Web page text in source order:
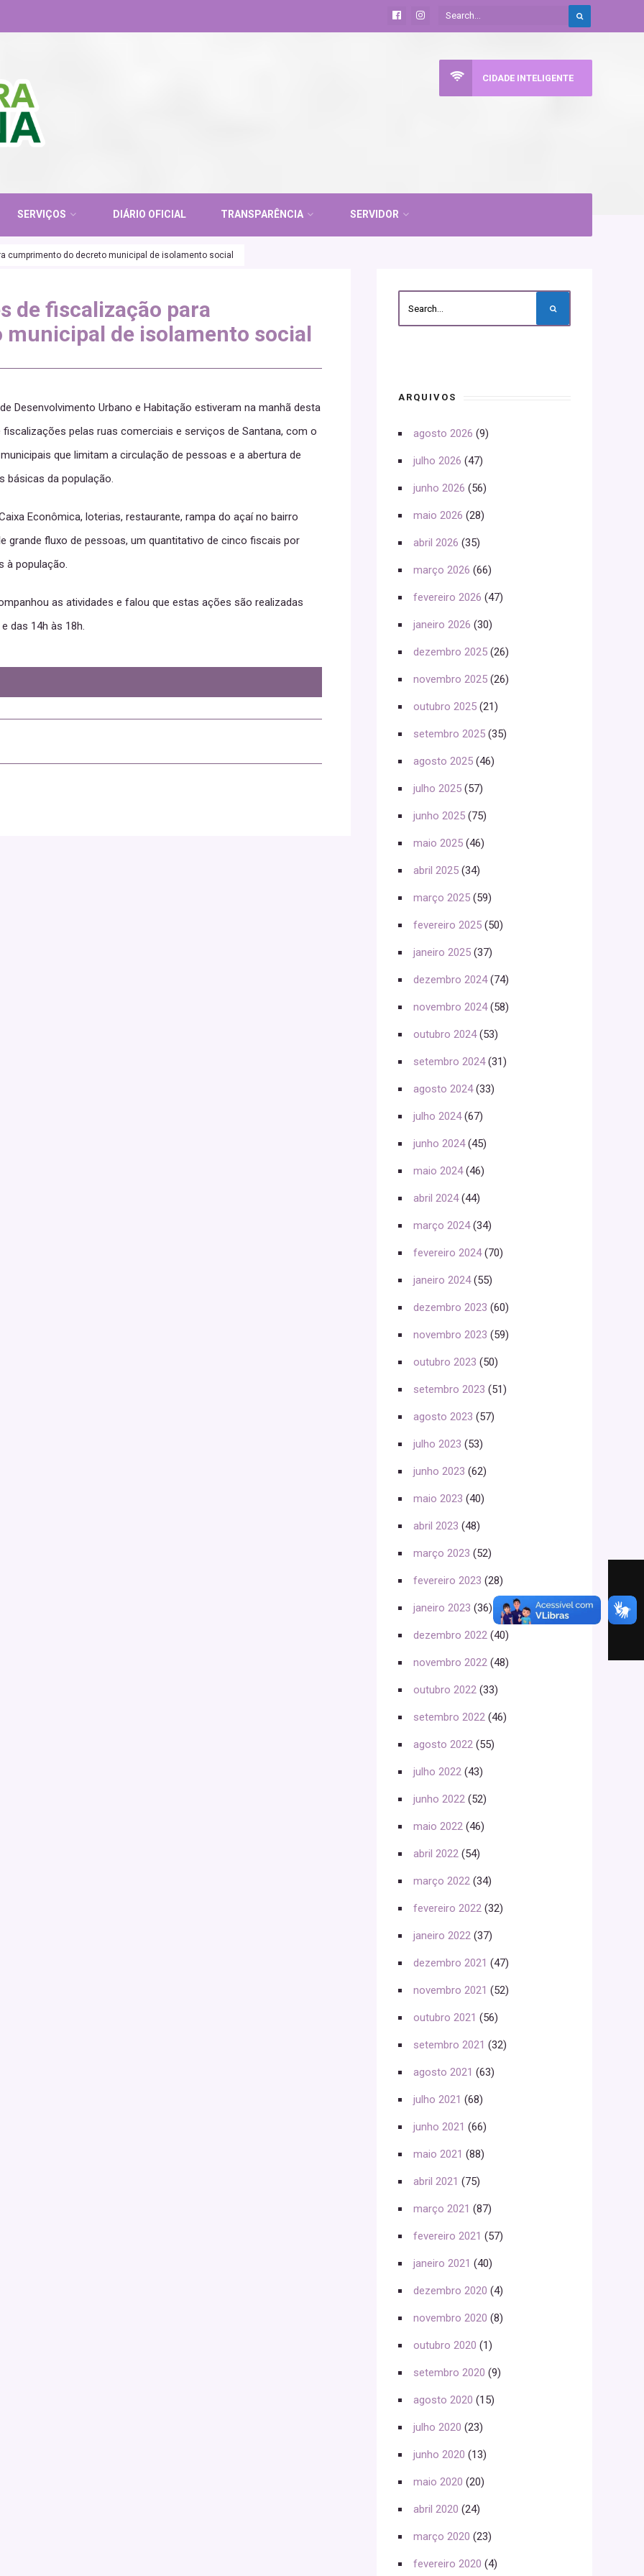
SERVIÇOS DIÁRIO OFICIAL TRANSPARÊNCIA SERVIDOR
CIDADE INTELIGENTE
cumprimento do decreto municipal de isolamento social
de fiscalização para
de isolamento social
Desenvolvimento Urbano e Habitação estiveram na manhã desta
pelas ruas comerciais e serviços de Santana, com o
que limitam a circulação de pessoas e a abertura de
básicas da população.
Econômica, loterias, restaurante, rampa do açaí no bairro
grande fluxo de pessoas, um quantitativo de cinco fiscais por
à população.
as atividades e falou que estas ações são realizadas
das 14h às 18h.
ARQUIVOS
agosto 2026 (9)
julho 2026 (47)
junho 2026 (56)
maio 2026 (28)
abril 2026 (35)
março 2026 (66)
fevereiro 2026 (47)
janeiro 2026 (30)
dezembro 2025 (26)
novembro 2025 (26)
outubro 2025 (21)
setembro 2025 (35)
agosto 2025 (46)
julho 2025 (57)
junho 2025 (75)
maio 2025 (46)
abril 2025 (34)
março 2025 (59)
fevereiro 2025 (50)
janeiro 2025 (37)
dezembro 2024(74)
novembro 2024(58)
outubro 2024(53)
setembro 2024(31)
agosto 2024(33)
julho 2024(67)
junho 2024(45)
maio 2024(46)
abril 2024(44)
março 2024(34)
fevereiro 2024(70)
janeiro 2024(55)
dezembro 2023 (60)
novembro 2023 (59)
outubro 2023 (50)
setembro 2023 (51)
agosto 2023 (57)
julho 2023 (53)
junho 2023 (62)
maio 2023 (40)
abril 2023 (48)
março 2023 (52)
fevereiro 2023 (28)
janeiro 2023 (36)
dezembro 2022 (40)
novembro 2022 (48)
outubro 2022 (33)
setembro 2022 (46)
agosto 2022 (55)
julho 2022 (43)
junho 2022 (52)
maio 2022 (46)
abril 2022 (54)
março 2022 (34)
fevereiro 2022 (32)
janeiro 2022 (37)
dezembro 2021 (47)
novembro 2021 (52)
outubro 2021 (56)
setembro 2021 (32)
agosto 2021 (63)
julho 2021 (68)
junho 2021 (66)
maio 2021 (88)
abril 2021 (75)
março 2021 (87)
fevereiro 2021 (57)
janeiro 2021 (40)
dezembro 2020 (4)
novembro 2020 (8)
outubro 2020 (1)
setembro 2020 (9)
agosto 2020 (15)
julho 2020 (23)
junho 2020 (13)
maio 2020 (20)
abril 2020 (24)
março 2020 (23)
fevereiro 2020 (4)